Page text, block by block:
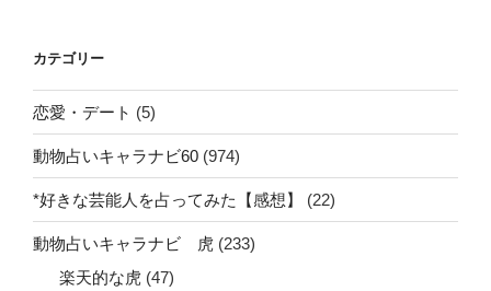
カテゴリー
恋愛・デート (5)
動物占いキャラナビ60 (974)
*好きな芸能人を占ってみた【感想】 (22)
動物占いキャラナビ 虎 (233)
楽天的な虎 (47)